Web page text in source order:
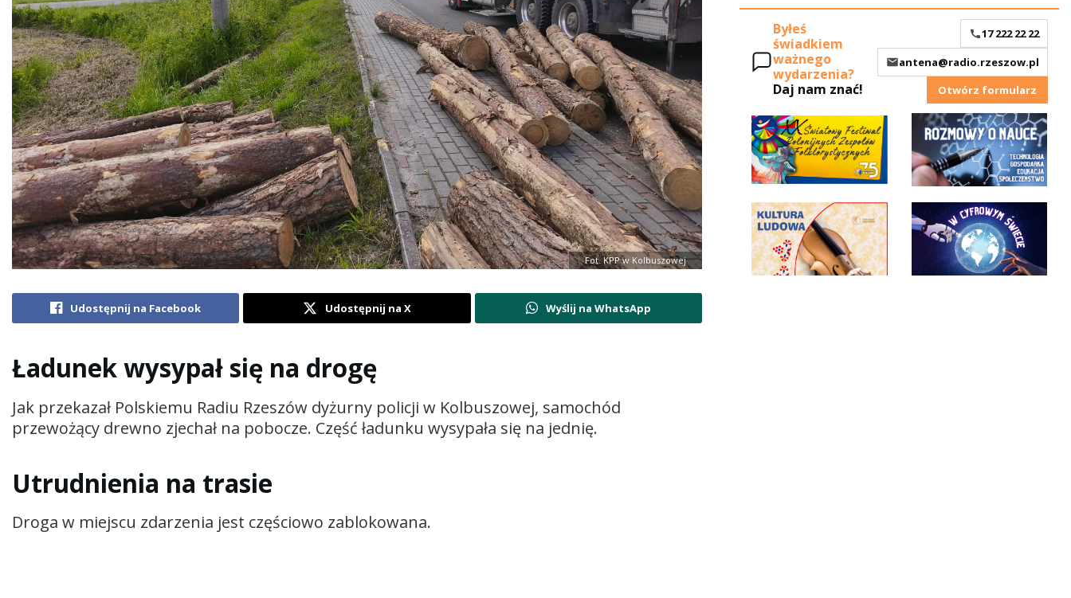
Fot. KPP w Kolbuszowej
Udostępnij na Facebook Udostępnij na X Wyślij na WhatsApp
Ładunek wysypał się na drogę
Jak przekazał Polskiemu Radiu Rzeszów dyżurny policji w Kolbuszowej, samochód
przewożący drewno zjechał na pobocze. Część ładunku wysypała się na jednię.
Utrudnienia na trasie
Droga w miejscu zdarzenia jest częściowo zablokowana.
Byłeś
świadkiem
ważnego
wydarzenia?
Daj nam znać!
17 222 22 22
antena@radio.rzeszow.pl
Otwórz formularz